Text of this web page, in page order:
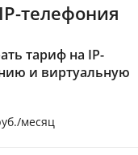
IP-телефония
тариф на IP-
и виртуальную
месяц